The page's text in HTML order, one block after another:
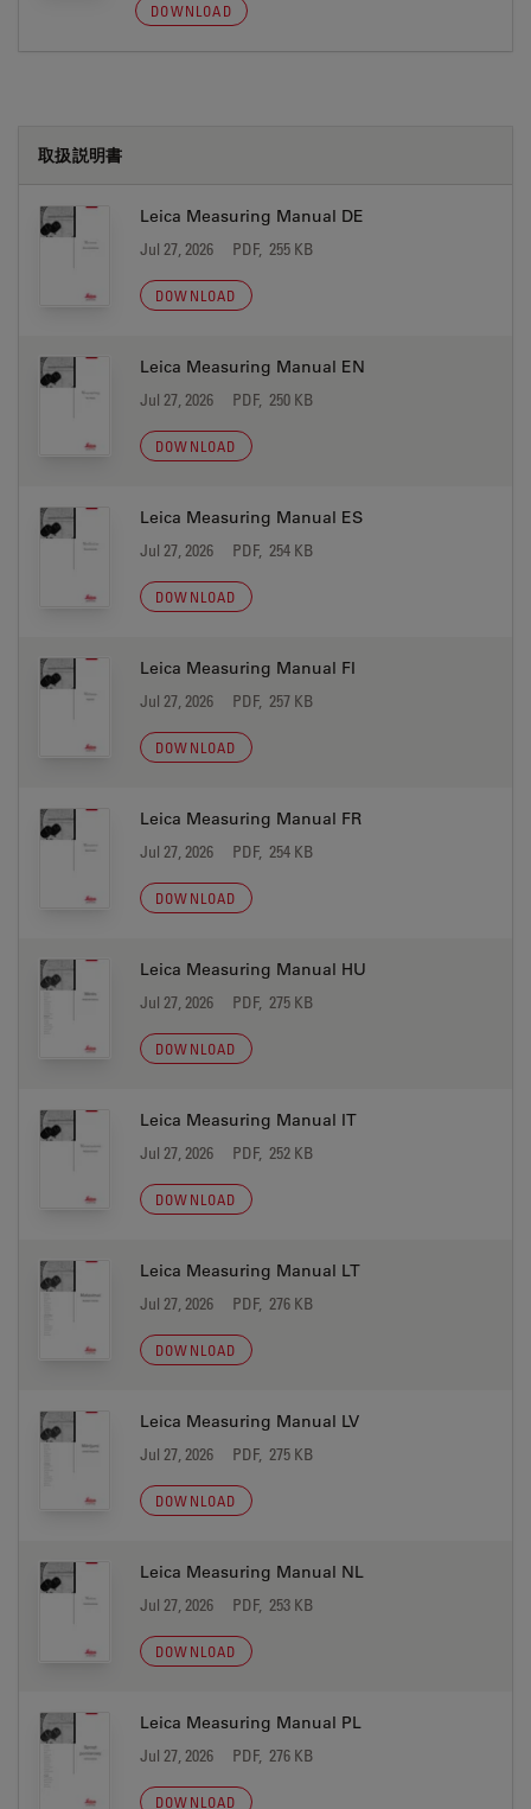
DOWNLOAD
取扱説明書
Leica Measuring Manual DE
Jul 27, 2026 PDF, 255 KB
DOWNLOAD
Leica Measuring Manual EN
Jul 27, 2026 PDF, 250 KB
DOWNLOAD
Leica Measuring Manual ES
Jul 27, 2026 PDF, 254 KB
DOWNLOAD
Leica Measuring Manual FI
Jul 27, 2026 PDF, 257 KB
DOWNLOAD
Leica Measuring Manual FR
Jul 27, 2026 PDF, 254 KB
DOWNLOAD
Leica Measuring Manual HU
Jul 27, 2026 PDF, 275 KB
DOWNLOAD
Leica Measuring Manual IT
Jul 27, 2026 PDF, 252 KB
DOWNLOAD
Leica Measuring Manual LT
Jul 27, 2026 PDF, 276 KB
DOWNLOAD
Leica Measuring Manual LV
Jul 27, 2026 PDF, 275 KB
DOWNLOAD
Leica Measuring Manual NL
Jul 27, 2026 PDF, 253 KB
DOWNLOAD
Leica Measuring Manual PL
Jul 27, 2026 PDF, 276 KB
DOWNLOAD